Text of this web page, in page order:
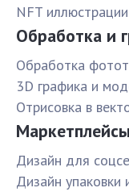
NFT иллюстрации
Обработка и
Обработка
3D графика и
Отрисовка в
Дизайн для
Дизайн упаковки